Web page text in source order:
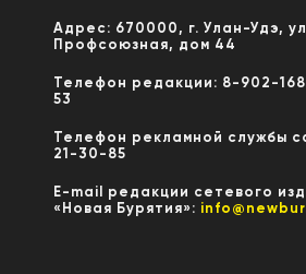
Адрес: 670000, г. Улан-Удэ,
Профсоюзная, дом 44
Телефон редакции: 8-902-
53
Телефон рекламной службы
21-30-85
E-mail редакции сетевого
«Новая Бурятия»: